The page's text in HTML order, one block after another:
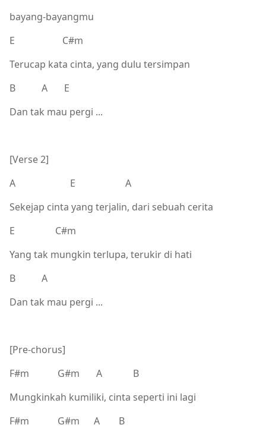
bayang-bayangmu
E C#m
Terucap kata cinta, yang dulu tersimpan
B A E
Dan tak mau pergi ...
[Verse 2]
A E A
Sekejap cinta yang terjalin, dari sebuah cerita
E C#m
Yang tak mungkin terlupa, terukir di hati
B A
Dan tak mau pergi ...
[Pre-chorus]
F#m G#m A B
Mungkinkah kumiliki, cinta seperti ini lagi
F#m G#m A B